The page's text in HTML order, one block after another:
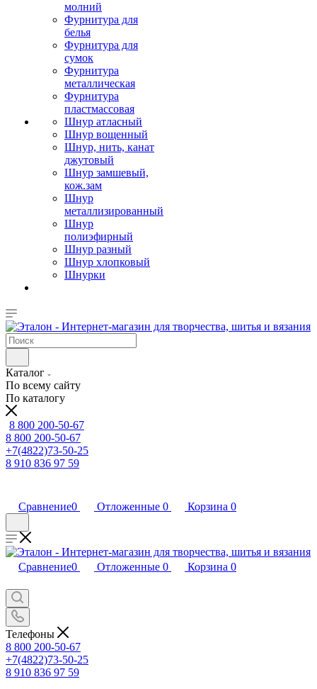
молний
Фурнитура для
белья
Фурнитура для
сумок
Фурнитура
металлическая
Фурнитура
пластмассовая
Шнур атласный
Шнур вощенный
Шнур, нить, канат
джутовый
Шнур замшевый,
кож.зам
Шнур
металлизированный
Шнур
полиэфирный
Шнур разный
Шнур хлопковый
Шнурки
Каталог
По всему сайту
По каталогу
8 800 200-50-67
8 800 200-50-67
+7(4822)73-50-25
8 910 836 97 59
Сравнение0 Отложенные 0 Корзина 0
Сравнение0 Отложенные 0 Корзина 0
Телефоны
8 800 200-50-67
+7(4822)73-50-25
8 910 836 97 59